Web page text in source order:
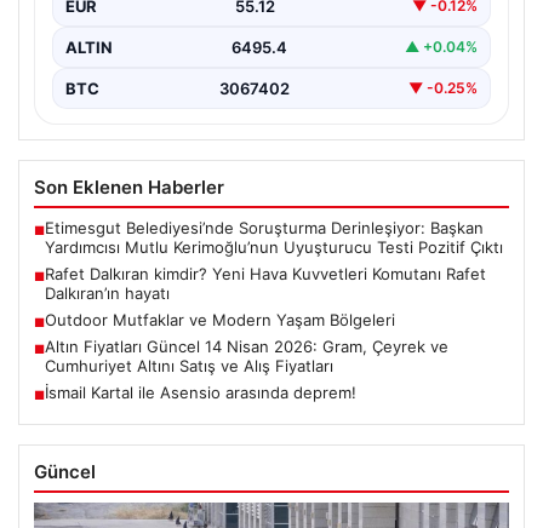
EUR 55.12 ▼ -0.12%
ALTIN 6495.4 ▲ +0.04%
BTC 3067402 ▼ -0.25%
Son Eklenen Haberler
■Etimesgut Belediyesi’nde Soruşturma Derinleşiyor: Başkan
Yardımcısı Mutlu Kerimoğlu’nun Uyuşturucu Testi Pozitif Çıktı
■Rafet Dalkıran kimdir? Yeni Hava Kuvvetleri Komutanı Rafet
Dalkıran’ın hayatı
■Outdoor Mutfaklar ve Modern Yaşam Bölgeleri
■Altın Fiyatları Güncel 14 Nisan 2026: Gram, Çeyrek ve
Cumhuriyet Altını Satış ve Alış Fiyatları
■İsmail Kartal ile Asensio arasında deprem!
Güncel